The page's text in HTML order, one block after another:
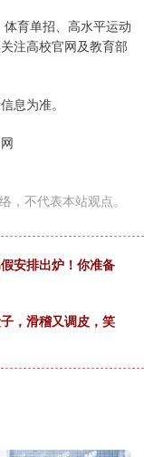
育单招、高水平运动
注高校官网及教育部
息为准。
，不代表本站观点。
安排出炉！你准备
，滑稽又调皮，笑